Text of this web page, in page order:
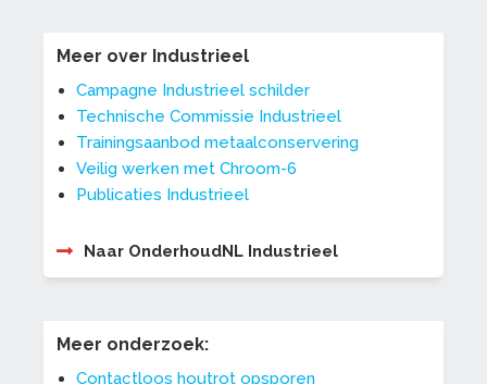
Meer over Industrieel
Campagne Industrieel schilder
Technische Commissie Industrieel
Trainingsaanbod metaalconservering
Veilig werken met Chroom-6
Publicaties Industrieel
Naar OnderhoudNL Industrieel
Meer onderzoek:
Contactloos houtrot opsporen